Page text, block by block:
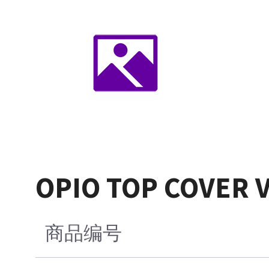
OPIO TOP COVER
商品编号